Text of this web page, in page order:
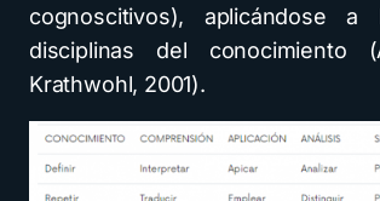
cognoscitivos), aplicándose a
disciplinas del conocimiento
Krathwohl, 2001).